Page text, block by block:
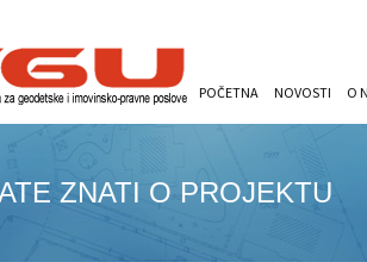
POČETNA NOVOSTI O
ZNATI O PROJEKTU